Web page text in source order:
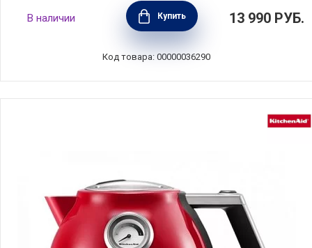
Мини чайник электрический 0,8 л,
нержавеющая сталь, цвет черный, SMEG,
Италия, KLF05BLEU
В наличии Купить 13 990 РУБ.
Код товара: 00000036290